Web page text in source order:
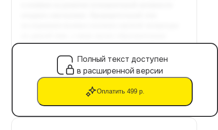
Полный текст доступен
в расширенной версии
Оплатить 499 р.